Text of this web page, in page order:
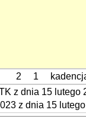
2 1
z dnia 15
z dnia 15